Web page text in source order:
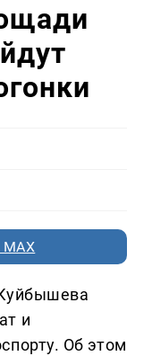
и
Об этом